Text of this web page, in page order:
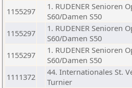
1155297
1. RUDENER Senioren
S60/Damen S50
1155297
1. RUDENER Senioren
S60/Damen S50
1155297
1. RUDENER Senioren
S60/Damen S50
1111372
44. Internationales St.
Turnier